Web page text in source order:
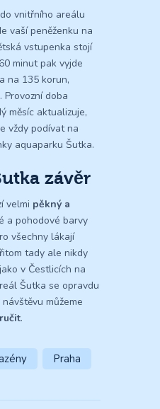
vnitřního areálu
vaší peněženku na
vstupenka stojí
minut pak vyjde
na 135 korun,
Provozní doba
měsíc aktualizuje,
vždy podívat na
aquaparku Šutka.
závěr
velmi pěkný a
a pohodové barvy
všechny lákají
tady ale nikdy
v Čestlicích na
Šutka se opravdu
můžeme
.
Praha